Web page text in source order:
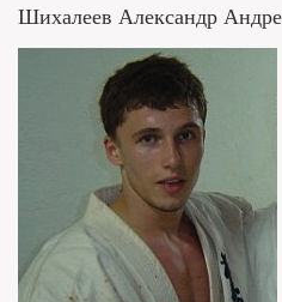
Шихалеев Александр